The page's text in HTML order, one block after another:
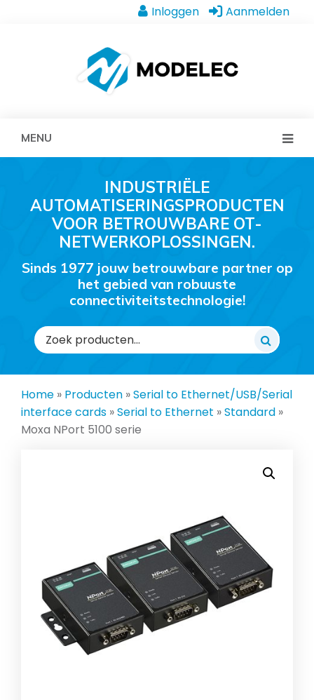
Inloggen Aanmelden
MENU
INDUSTRIËLE
AUTOMATISERINGSPRODUCTEN
VOOR BETROUWBARE OT-
NETWERKOPLOSSINGEN.
Sinds 1977 jouw betrouwbare partner op
het gebied van robuuste
connectiviteitstechnologie!
Zoeken
naar:
Home » Producten »Serial to Ethernet/USB/Serial
interface cards »Serial to Ethernet »Standard »
Moxa NPort 5100 serie